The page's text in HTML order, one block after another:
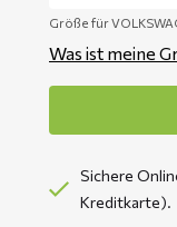
Größe für
Was ist meine
Sichere
Kreditkarte).